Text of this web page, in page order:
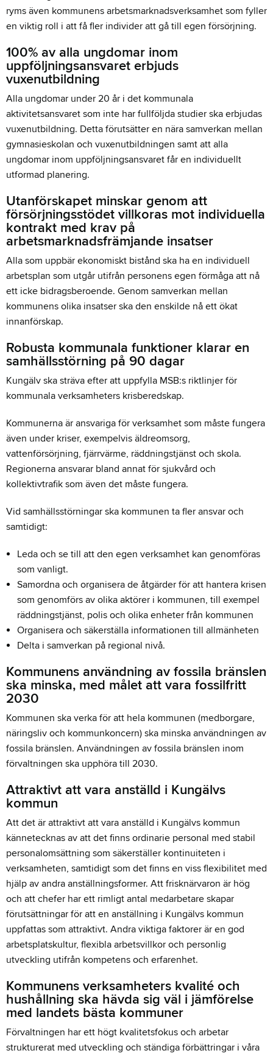
ryms även kommunens arbetsmarknadsverksamhet som fyller
en viktig roll i att få fler individer att gå till egen försörjning.
100% av alla ungdomar inom
uppföljningsansvaret erbjuds
vuxenutbildning
Alla ungdomar under 20 år i det kommunala
aktivitetsansvaret som inte har fullföljda studier ska erbjudas
vuxenutbildning. Detta förutsätter en nära samverkan mellan
gymnasieskolan och vuxenutbildningen samt att alla
ungdomar inom uppföljningsansvaret får en individuellt
utformad planering.
Utanförskapet minskar genom att
försörjningsstödet villkoras mot individuella
kontrakt med krav på
arbetsmarknadsfrämjande insatser
Alla som uppbär ekonomiskt bistånd ska ha en individuell
arbetsplan som utgår utifrån personens egen förmåga att nå
ett icke bidragsberoende. Genom samverkan mellan
kommunens olika insatser ska den enskilde nå ett ökat
innanförskap.
Robusta kommunala funktioner klarar en
samhällsstörning på 90 dagar
Kungälv ska sträva efter att uppfylla MSB:s riktlinjer för
kommunala verksamheters krisberedskap.
Kommunerna är ansvariga för verksamhet som måste fungera
även under kriser, exempelvis äldreomsorg,
vattenförsörjning, fjärrvärme, räddningstjänst och skola.
Regionerna ansvarar bland annat för sjukvård och
kollektivtrafik som även det måste fungera.
Vid samhällsstörningar ska kommunen ta fler ansvar och
samtidigt:
Leda och se till att den egen verksamhet kan genomföras
som vanligt.
Samordna och organisera de åtgärder för att hantera krisen
som genomförs av olika aktörer i kommunen, till exempel
räddningstjänst, polis och olika enheter från kommunen
Organisera och säkerställa informationen till allmänheten
Delta i samverkan på regional nivå.
Kommunens användning av fossila bränslen
ska minska, med målet att vara fossilfritt
2030
Kommunen ska verka för att hela kommunen (medborgare,
näringsliv och kommunkoncern) ska minska användningen av
fossila bränslen. Användningen av fossila bränslen inom
förvaltningen ska upphöra till 2030.
Attraktivt att vara anställd i Kungälvs
kommun
Att det är attraktivt att vara anställd i Kungälvs kommun
kännetecknas av att det finns ordinarie personal med stabil
personalomsättning som säkerställer kontinuiteten i
verksamheten, samtidigt som det finns en viss flexibilitet med
hjälp av andra anställningsformer. Att frisknärvaron är hög
och att chefer har ett rimligt antal medarbetare skapar
förutsättningar för att en anställning i Kungälvs kommun
uppfattas som attraktivt. Andra viktiga faktorer är en god
arbetsplatskultur, flexibla arbetsvillkor och personlig
utveckling utifrån kompetens och erfarenhet.
Kommunens verksamheters kvalité och
hushållning ska hävda sig väl i jämförelse
med landets bästa kommuner
Förvaltningen har ett högt kvalitetsfokus och arbetar
strukturerat med utveckling och ständiga förbättringar i våra